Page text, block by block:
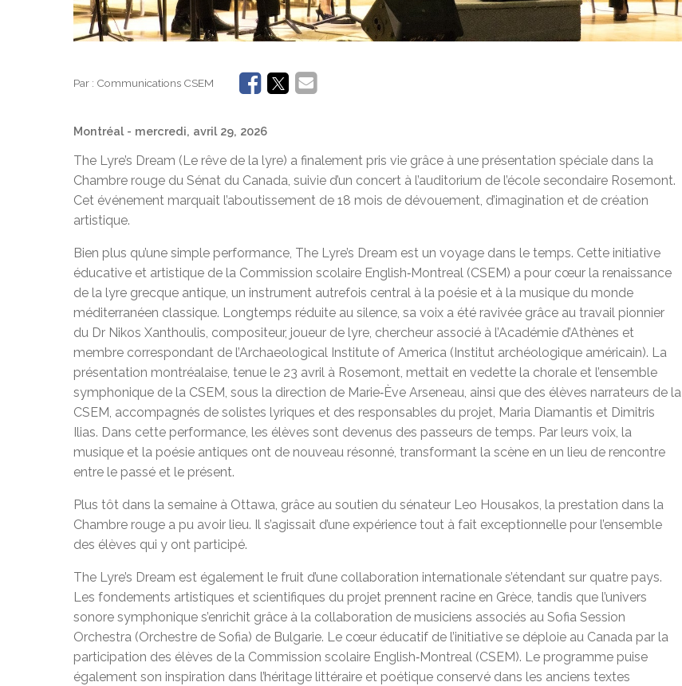
Par : Communications CSEM
Montréal - mercredi, avril 29, 2026
The Lyre’s Dream (Le rêve de la lyre) a finalement pris vie grâce à une présentation spéciale dans la
Chambre rouge du Sénat du Canada, suivie d’un concert à l’auditorium de l’école secondaire Rosemont.
Cet événement marquait l’aboutissement de 18 mois de dévouement, d’imagination et de création
artistique.
Bien plus qu’une simple performance, The Lyre’s Dream est un voyage dans le temps. Cette initiative
éducative et artistique de la Commission scolaire English‑Montreal (CSEM) a pour cœur la renaissance
de la lyre grecque antique, un instrument autrefois central à la poésie et à la musique du monde
méditerranéen classique. Longtemps réduite au silence, sa voix a été ravivée grâce au travail pionnier
du Dr Nikos Xanthoulis, compositeur, joueur de lyre, chercheur associé à l’Académie d’Athènes et
membre correspondant de l’Archaeological Institute of America (Institut archéologique américain). La
présentation montréalaise, tenue le 23 avril à Rosemont, mettait en vedette la chorale et l’ensemble
symphonique de la CSEM, sous la direction de Marie‑Ève Arseneau, ainsi que des élèves narrateurs de la
CSEM, accompagnés de solistes lyriques et des responsables du projet, Maria Diamantis et Dimitris
Ilias. Dans cette performance, les élèves sont devenus des passeurs de temps. Par leurs voix, la
musique et la poésie antiques ont de nouveau résonné, transformant la scène en un lieu de rencontre
entre le passé et le présent.
Plus tôt dans la semaine à Ottawa, grâce au soutien du sénateur Leo Housakos, la prestation dans la
Chambre rouge a pu avoir lieu. Il s’agissait d’une expérience tout à fait exceptionnelle pour l’ensemble
des élèves qui y ont participé.
The Lyre’s Dream est également le fruit d’une collaboration internationale s’étendant sur quatre pays.
Les fondements artistiques et scientifiques du projet prennent racine en Grèce, tandis que l’univers
sonore symphonique s’enrichit grâce à la collaboration de musiciens associés au Sofia Session
Orchestra (Orchestre de Sofia) de Bulgarie. Le cœur éducatif de l’initiative se déploie au Canada par la
participation des élèves de la Commission scolaire English‑Montreal (CSEM). Le programme puise
également son inspiration dans l’héritage littéraire et poétique conservé dans les anciens textes